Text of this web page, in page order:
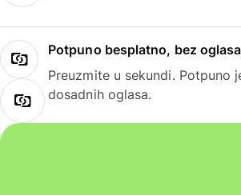
Potpuno besplatno, bez oglasa
Preuzmite u sekundi. Potpuno
dosadnih oglasa.